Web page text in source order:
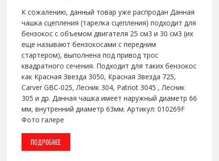
К сожалению, данный товар уже распродан Данная
чашка сцепления (тарелка сцепления) подходит для
бензокос с объемом двигателя 25 см3 и 30 см3 (их
еще называют бензокосами с передним
стартером), выполнена под привод трос
квадратного сечения. Подходит для таких бензокос
как Красная Звезда 3050, Красная Звезда 725,
Carver GBC-025, Лесник 304, Patriot 3045 , Лесник
305 и др. Данная чашка имеет наружный диаметр 66
мм, внутренний диаметр 63мм. Артикул: 010269F
Фото галере
ПОДРОБНЕЕ